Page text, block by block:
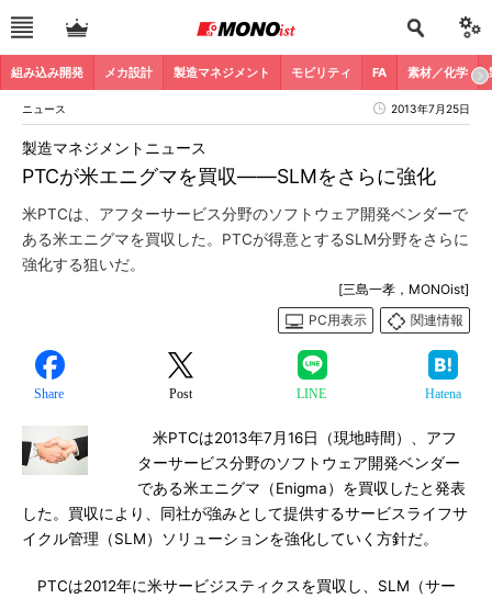
組み込み開発 メカ設計 製造マネジメント モビリティ FA 素材／化学
ニュース 2013年7月25日
PTCが米エニグマを買収――SLMをさらに強化
製造マネジメントニュース
米PTCは、アフターサービス分野のソフトウェア開発ベンダーで
ある米エニグマを買収した。PTCが得意とするSLM分野をさらに
強化する狙いだ。
[三島一孝，MONOist]
PC用表示
関連情報
Share Post LINE Hatena
米PTCは2013年7月16日（現地時間）、アフ
ターサービス分野のソフトウェア開発ベンダー
である米エニグマ（Enigma）を買収したと発表
した。買収により、同社が強みとして提供するサービスライフサ
イクル管理（SLM）ソリューションを強化していく方針だ。
PTCは2012年に米サービジスティクスを買収し、SLM（サー